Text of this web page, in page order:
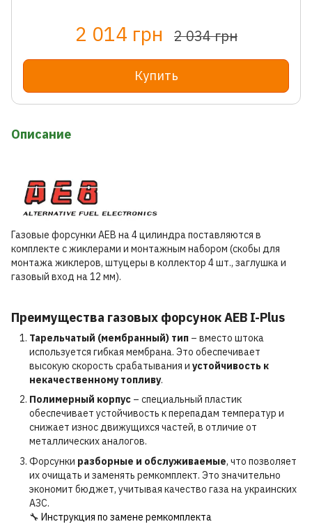
2 014 грн 2 034 грн
Купить
Описание
Газовые форсунки AEB на 4 цилиндра поставляются в
комплекте с жиклерами и монтажным набором (скобы для
монтажа жиклеров, штуцеры в коллектор 4 шт., заглушка и
газовый вход на 12 мм).
Преимущества газовых форсунок AEB I-Plus
Тарельчатый (мембранный) тип – вместо штока
используется гибкая мембрана. Это обеспечивает
высокую скорость срабатывания и устойчивость к
некачественному топливу.
Полимерный корпус – специальный пластик
обеспечивает устойчивость к перепадам температур и
снижает износ движущихся частей, в отличие от
металлических аналогов.
Форсунки разборные и обслуживаемые, что позволяет
их очищать и заменять ремкомплект. Это значительно
экономит бюджет, учитывая качество газа на украинских
АЗС.
🔧 Инструкция по замене ремкомплекта